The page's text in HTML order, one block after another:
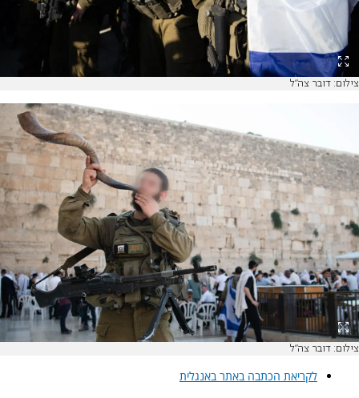
צילום: דובר צה"ל
צילום: דובר צה"ל
לקריאת הכתבה באתר באנגלית